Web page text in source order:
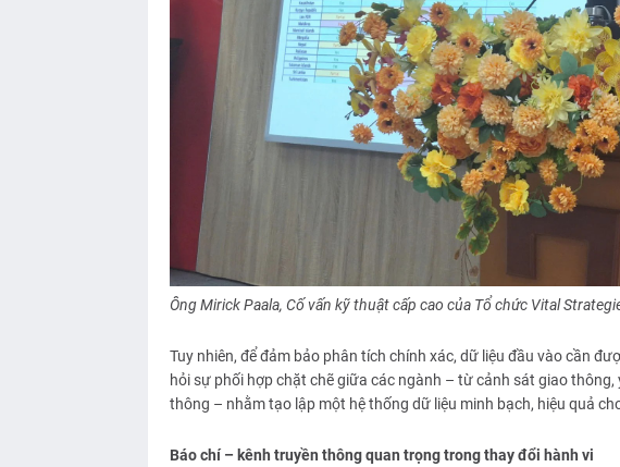
Ông Mirick Paala, Cố vấn kỹ thuật cấp cao của Tổ chức Vital
Tuy nhiên, để đảm bảo phân tích chính xác, dữ liệu đầu vào cần
hỏi sự phối hợp chặt chẽ giữa các ngành – từ cảnh sát giao
thông – nhằm tạo lập một hệ thống dữ liệu minh bạch, hiệu quả
Báo chí – kênh truyền thông quan trọng trong thay đổi hành vi